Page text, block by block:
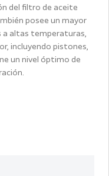
del filtro de aceite
posee un mayor
a altas temperaturas,
incluyendo pistones,
un nivel óptimo de